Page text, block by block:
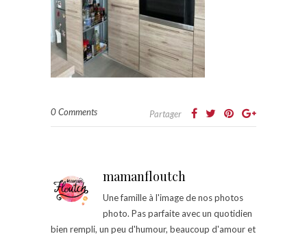
0 Comments Partager
mamanfloutch
Une famille à l'image de nos photos
photo. Pas parfaite avec un quotidien
bien rempli, un peu d'humour, beaucoup d'amour et